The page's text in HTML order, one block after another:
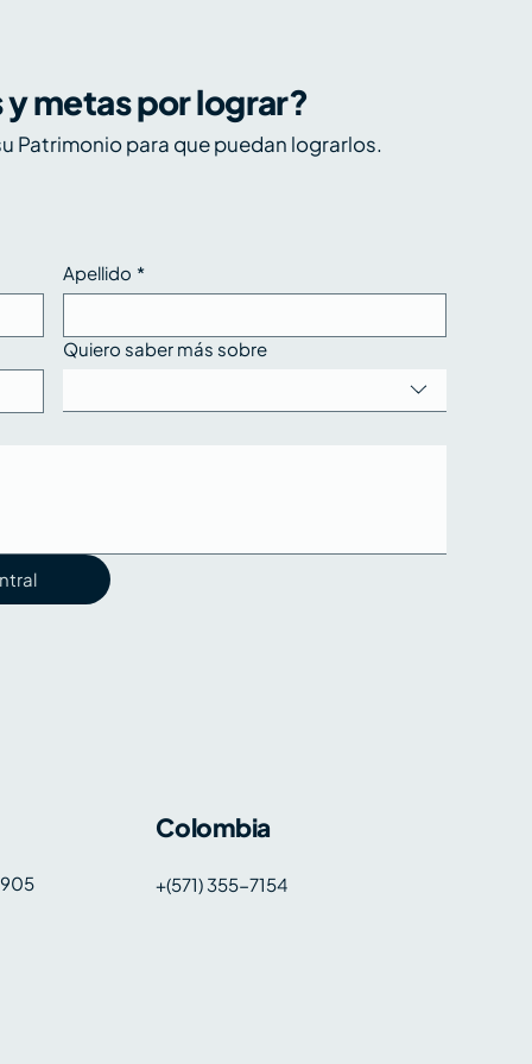
de Trump y el
panorama político
y metas por lograr?
Apellido *
Quiero saber más sobre
Patrimonio para que puedan lograrlos.
Colombia
+(571) 355-7154